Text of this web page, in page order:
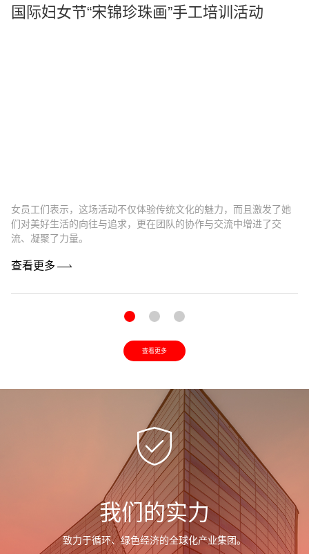
国际妇女节“宋锦珍珠画”手工培训活动
女员工们表示，这场活动不仅体验传统文化的魅力，而且激发了她
们对美好生活的向往与追求，更在团队的协作与交流中增进了交
流、凝聚了力量。
查看更多
查看更多
我们的实力
致力于循环、绿色经济的全球化产业集团。